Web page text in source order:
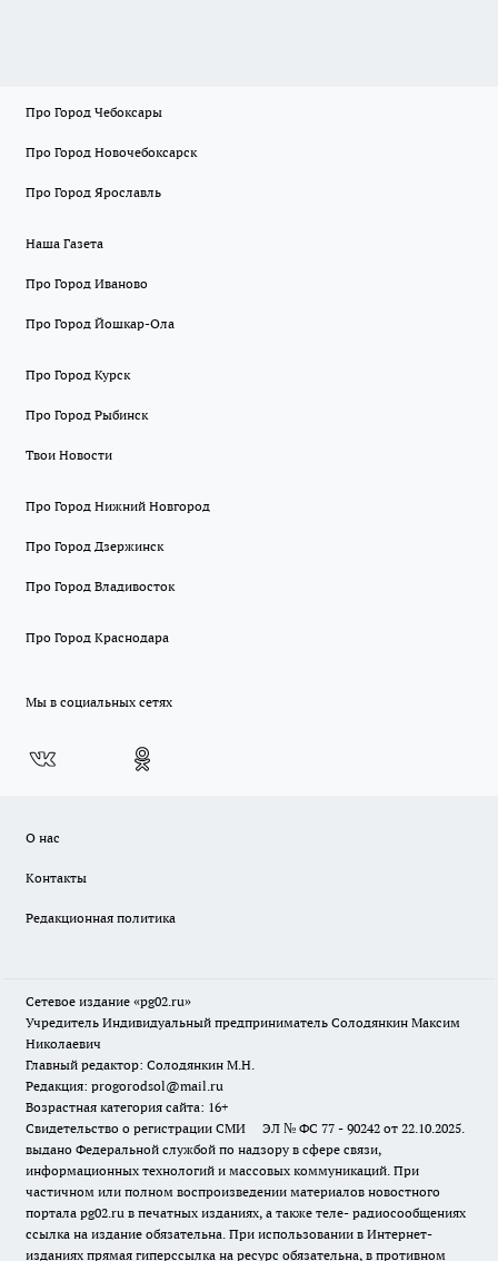
Про Город Чебоксары
Про Город Новочебоксарск
Про Город Ярославль
Наша Газета
Про Город Иваново
Про Город Йошкар-Ола
Про Город Курск
Про Город Рыбинск
Твои Новости
Про Город Нижний Новгород
Про Город Дзержинск
Про Город Владивосток
Про Город Краснодара
Мы в социальных сетях
О нас
Контакты
Редакционная политика
Сетевое издание «pg02.ru»
Учредитель Индивидуальный предприниматель Солодянкин Максим
Николаевич
Главный редактор: Солодянкин М.Н.
Редакция: progorodsol@mail.ru
Возрастная категория сайта: 16+
Свидетельство о регистрации СМИ ЭЛ № ФС 77 - 90242 от 22.10.2025.
выдано Федеральной службой по надзору в сфере связи,
информационных технологий и массовых коммуникаций. При
частичном или полном воспроизведении материалов новостного
портала pg02.ru в печатных изданиях, а также теле- радиосообщениях
ссылка на издание обязательна. При использовании в Интернет-
изданиях прямая гиперссылка на ресурс обязательна, в противном